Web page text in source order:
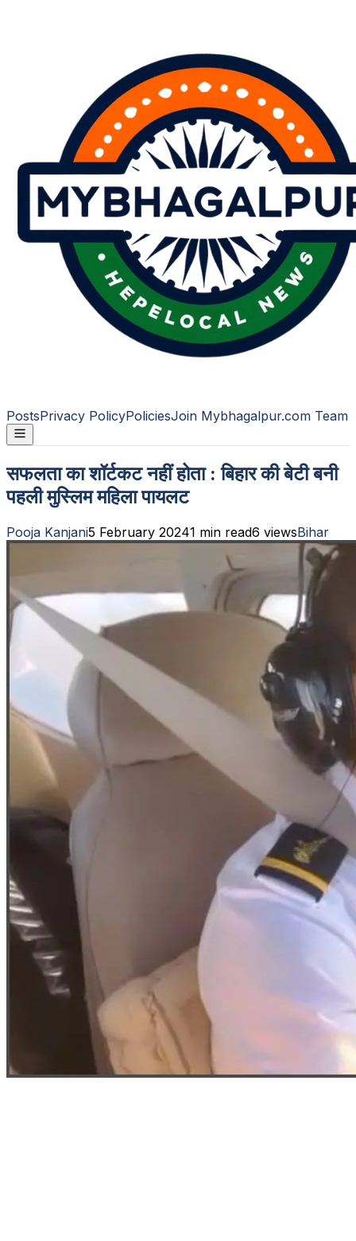
PostsPrivacy PolicyPoliciesJoin Mybhagalpur.com Team
सफलता का शॉर्टकट नहीं होता : बिहार की बेटी बनी
पहली मुस्लिम महिला पायलट
Pooja Kanjani5 February 20241 min read6 viewsBihar